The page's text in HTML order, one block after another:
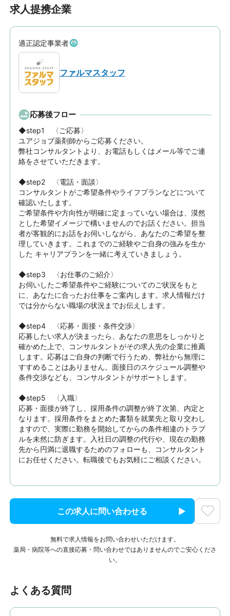
求人提携企業
適正認定事業者
ファルマスタッフ
応募後フロー
◆step1　〈ご応募〉
ユアジョブ薬剤師からご応募ください。
弊社コンサルタントより、お電話もしくはメール等でご連
絡をさせていただきます。
◆step2　〈電話・面談〉
コンサルタントがご希望条件やライフプランなどについて
確認いたします。
ご希望条件や方向性が明確に定まっていない場合は、漠然
とした希望イメージで構いませんのでお話ください。担当
者が客観的にお話をお伺いしながら、あなたのご希望を整
理していきます。これまでのご経験やご自身の強みを生か
した キャリアプランを一緒に考えていきましょう。
◆step3　〈お仕事のご紹介〉
お伺いしたご希望条件やご経験についてのご状況をもと
に、あなたに合ったお仕事をご案内します。求人情報だけ
では分からない職場の状況までお伝えします。
◆step4　〈応募・面接・条件交渉〉
応募したい求人が決まったら、あなたの意思をしっかりと
確かめた上で、コンサルタントがその求人先の企業に推薦
します。応募はご自身の判断で行うため、弊社から無理に
すすめることはありません。面接日のスケジュール調整や
条件交渉なども、コンサルタントがサポートします。
◆step5　〈入職〉
応募・面接が終了し、採用条件の調整が終了次第、内定と
なります。採用条件をまとめた書類を就業先と取り交わし
ますので、実際に勤務を開始してからの条件相違のトラブ
ルを未然に防ぎます。入社日の調整の代行や、現在の勤務
先から円満に退職するためのフォローも、コンサルタント
にお任せください。転職後でもお気軽にご相談ください。
この求人に問い合わせる
無料で求人情報をお問い合わせいただけます。
薬局・病院等への直接応募・問い合わせではありませんのでご安心くださ
い。
よくある質問